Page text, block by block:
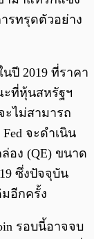
รทรุดตัวอย่าง
นปี 2019 ที่ราคา
ะที่หุ้นสหรัฐฯ
ะไม่สามารถ
จะดำเนิน
อง (QE) ขนาด
ซึ่งปัจจุบัน
อีกครั้ง
รอบนี้อาจจบ